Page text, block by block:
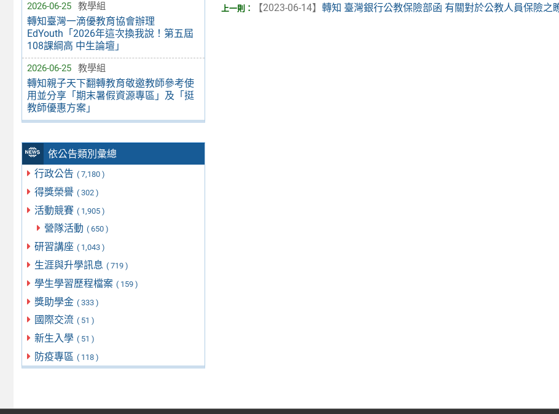
2026-06-25 教學組
轉知臺灣一滴優教育協會辦理
EdYouth「2026年這次換我說！第五屆
108課綱高 中生論壇」
2026-06-25 教學組
轉知親子天下翻轉教育敬邀教師參考使
用並分享「期末暑假資源專區」及「挺
教師優惠方案」
依公告類別彙總
行政公告 ( 7,180 )
得獎榮譽 ( 302 )
活動競賽 ( 1,905 )
營隊活動 ( 650 )
研習講座 ( 1,043 )
生涯與升學訊息 ( 719 )
學生學習歷程檔案 ( 159 )
獎助學金 ( 333 )
國際交流 ( 51 )
新生入學 ( 51 )
防疫專區 ( 118 )
【2023-06-14】 轉知 臺灣銀行公教保險部函 有關對於公教人員保險之